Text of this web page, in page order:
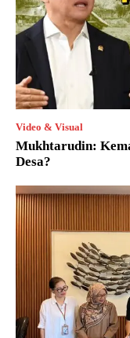
Video & Visual
Mukhtarudin:
Desa?